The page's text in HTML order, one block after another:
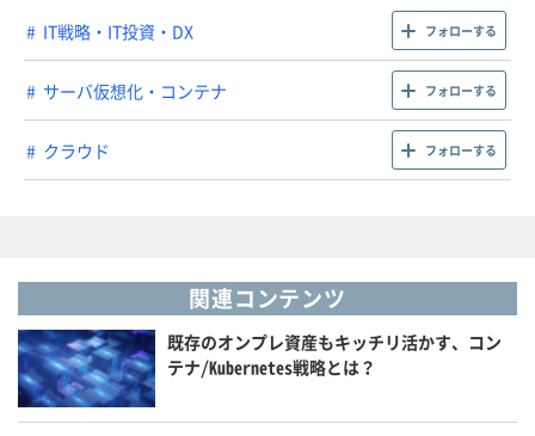
IT戦略・IT投資・DX フォローする
サーバ仮想化・コンテナ フォローする
クラウド フォローする
関連コンテンツ
既存のオンプレ資産もキッチリ活かす、コン
テナ/Kubernetes戦略とは？